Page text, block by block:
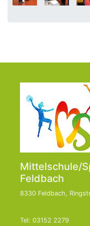
Mittelschule/
Feldbach
8330 Feldbach,
Tel: 03152 2279